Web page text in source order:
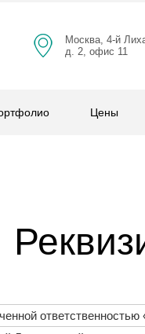
Москва, 4-й
д. 2, офис 11
Цены